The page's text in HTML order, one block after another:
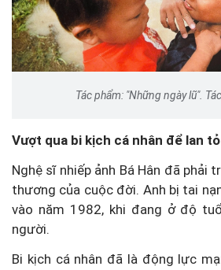
Tác phẩm: "Những ngày lũ".
Vượt qua bi kịch cá nhân để lan
Nghệ sĩ nhiếp ảnh Bá Hân đã phải
thương của cuộc đời. Anh bị tai
vào năm 1982, khi đang ở độ
người.
Bi kịch cá nhân đã là động lực